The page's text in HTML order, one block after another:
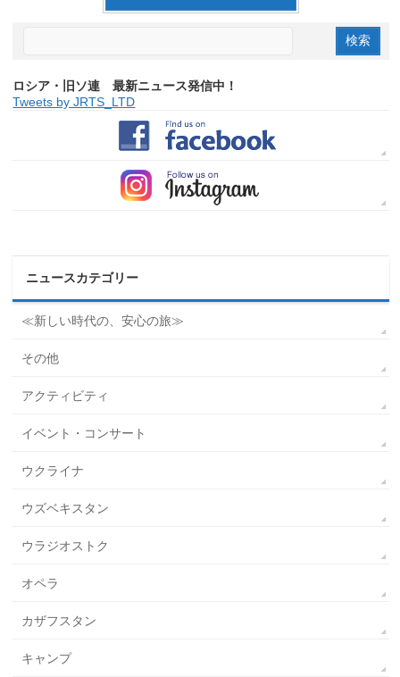
ロシア・旧ソ連 最新ニュース発信中！
Tweets by JRTS_LTD
ニュースカテゴリー
≪新しい時代の、安心の旅≫
その他
アクティビティ
イベント・コンサート
ウクライナ
ウズベキスタン
ウラジオストク
オペラ
カザフスタン
キャンプ